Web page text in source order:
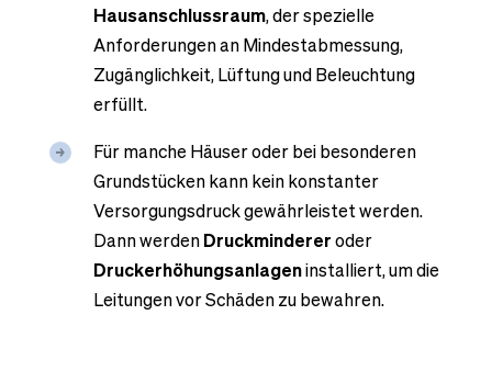
Hausanschlussraum, der spezielle
Anforderungen an Mindestabmessung,
Zugänglichkeit, Lüftung und Beleuchtung
erfüllt.
Für manche Häuser oder bei besonderen
Grundstücken kann kein konstanter
Versorgungsdruck gewährleistet werden.
Dann werdenDruckmindereroder
Druckerhöhungsanlageninstalliert, um die
Leitungen vor Schäden zu bewahren.